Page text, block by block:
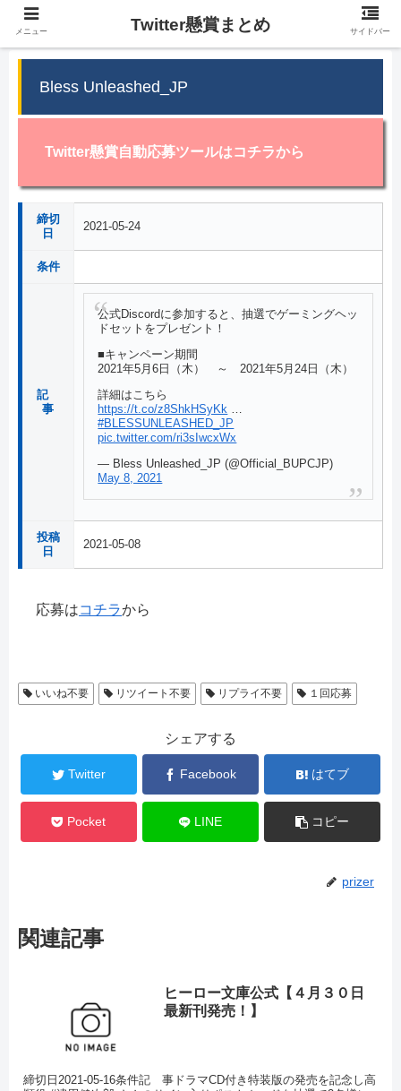
Bless Unleashed_JP
Twitter懸賞自動応募ツールはコチラから
締切
日
2021-05-24
条件
記
事
公式Discordに参加すると、抽選でゲーミングヘッ
ドセットをプレゼント！
■キャンペーン期間
2021年5月6日（木） ～ 2021年5月24日（木）
詳細はこちら
https://t.co/z8ShkHSyKk
#BLESSUNLEASHED_JP
pic.twitter.com/ri3sIwcxWx
— Bless Unleashed_JP (@Official_BUPCJP)
May 8, 2021
投稿
日
2021-05-08
応募はコチラから
いいね不要 リツイート不要 リプライ不要 １回応募
シェアする
Twitter Facebook はてブ
Pocket LINE コピー
prizer
関連記事
ヒーロー文庫公式【４月３０日
最新刊発売！】
締切日2021-05-16条件記 事ドラマCD付き特装版の発売を記念し高
メニュー Twitter懸賞まとめ サイドバー